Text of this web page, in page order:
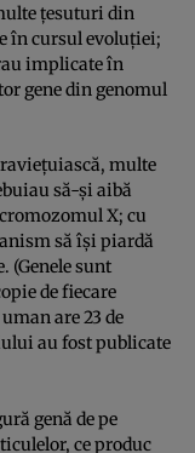
ţesuturi din
în cursul evoluţiei;
implicate în
gene din genomul
multe
să-şi aibă
X; cu
să îşi piardă
(Genele sunt
de fiecare
are 23 de
au fost publicate
genă de pe
ce produc